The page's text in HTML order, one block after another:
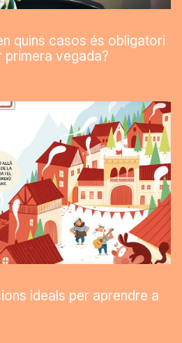
quins casos és obligatori
primera vegada?
ideals per aprendre a